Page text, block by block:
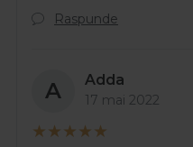
Raspunde
A Adda
17 mai 2022